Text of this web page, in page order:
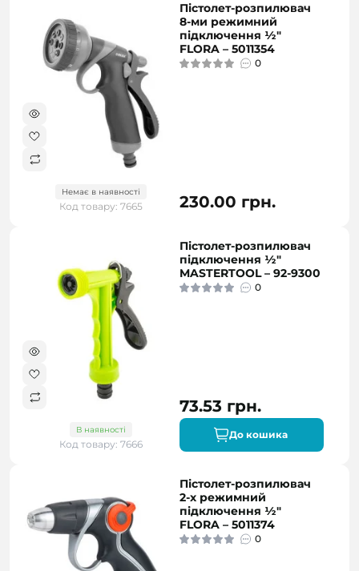
Немає в наявності
Код товару: 7665
Пістолет-розпилювач
8-ми режимний
підключення ½"
FLORA – 5011354
0
230.00 грн.
В наявності
Код товару: 7666
Пістолет-розпилювач
підключення ½"
MASTERTOOL – 92-9300
0
73.53 грн.
До кошика
Пістолет-розпилювач
2-х режимний
підключення ½"
FLORA – 5011374
0